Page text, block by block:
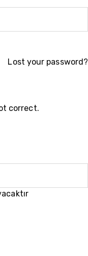
Lost your password?
correct.